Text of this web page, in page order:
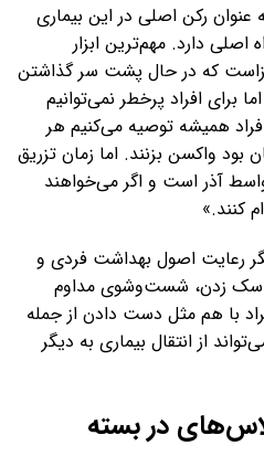
عنوان رکن اصلی در این بیماری
دارد. مهم‌ترین ابزار
که در حال پشت سر گذاشتن
برای افراد پرخطر نمی‌توانیم
همیشه توصیه می‌کنیم هر
واکسن بزنند. اما زمان تزریق
اواسط آذر است و اگر می‌خواهند
کنند.»
رعایت اصول بهداشت فردی و
زدن، شست‌وشوی مداوم
با هم مثل دست دادن از جمله
از انتقال بیماری به دیگر
در بسته